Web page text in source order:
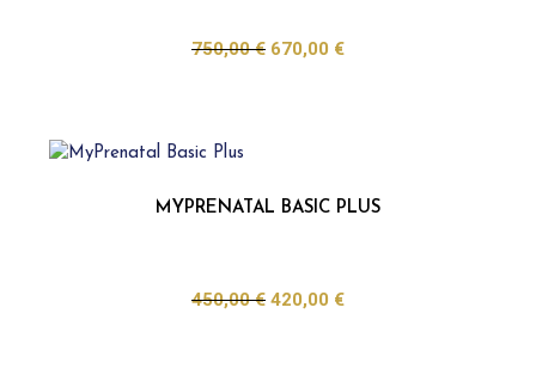
750,00€ 670,00 €
MYPRENATAL BASIC PLUS
450,00€ 420,00 €